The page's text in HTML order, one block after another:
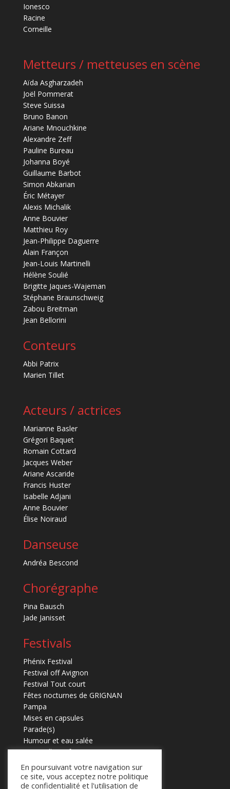
Ionesco
Racine
Corneille
Metteurs / metteuses en scène
Aïda Asgharzadeh
Joël Pommerat
Steve Suissa
Bruno Banon
Ariane Mnouchkine
Alexandre Zeff
Pauline Bureau
Johanna Boyé
Guillaume Barbot
Simon Abkarian
Éric Métayer
Alexis Michalik
Anne Bouvier
Matthieu Roy
Jean-Philippe Daguerre
Alain Françon
Jean-Louis Martinelli
Hélène Soulié
Brigitte Jaques-Wajeman
Stéphane Braunschweig
Zabou Breitman
Jean Bellorini
Conteurs
Abbi Patrix
Marien Tillet
Acteurs / actrices
Marianne Basler
Grégori Baquet
Romain Cottard
Jacques Weber
Ariane Ascaride
Francis Huster
Isabelle Adjani
Anne Bouvier
Élise Noiraud
Danseuse
Andréa Bescond
Chorégraphe
Pina Bausch
Jade Janisset
Festivals
Phénix Festival
Festival off Avignon
Festival Tout court
Fêtes nocturnes de GRIGNAN
Pampa
Mises en capsules
Parade(s)
Humour et eau salée
Marmaille en fugues
En poursuivant votre navigation sur
ce site, vous acceptez notre politique
de confidentialité et l'utilisation de